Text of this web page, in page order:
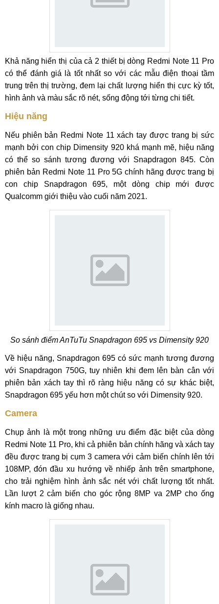
Khả năng hiển thị của cả 2 thiết bị dòng Redmi Note 11 Pro
có thể đánh giá là tốt nhất so với các mẫu điện thoại tầm
trung trên thị trường, đem lại chất lượng hiển thị cực kỳ tốt,
hình ảnh và màu sắc rõ nét, sống động tới từng chi tiết.
Hiệu năng
Nếu phiên bản Redmi Note 11 xách tay được trang bị sức
mạnh bởi con chip Dimensity 920 khá mạnh mẽ, hiệu năng
có thể so sánh tương đương với Snapdragon 845. Còn
phiên bản Redmi Note 11 Pro 5G chính hãng được trang bị
con chip Snapdragon 695, một dòng chip mới được
Qualcomm giới thiệu vào cuối năm 2021.
So sánh điểm AnTuTu Snapdragon 695 vs Dimensity 920
Về hiệu năng, Snapdragon 695 có sức mạnh tương đương
với Snapdragon 750G, tuy nhiên khi đem lên bàn cân với
phiên bản xách tay thì rõ ràng hiệu năng có sự khác biệt,
Snapdragon 695 yếu hơn một chút so với Dimensity 920.
Camera
Chụp ảnh là một trong những ưu điểm đặc biệt của dòng
Redmi Note 11 Pro, khi cả phiên bản chính hãng và xách tay
đều được trang bị cụm 3 camera với cảm biến chính lên tới
108MP, đón đầu xu hướng về nhiếp ảnh trên smartphone,
cho trải nghiệm hình ảnh sắc nét với chất lượng tốt nhất.
Lần lượt 2 cảm biến cho góc rộng 8MP va 2MP cho ống
kính macro là giống nhau.